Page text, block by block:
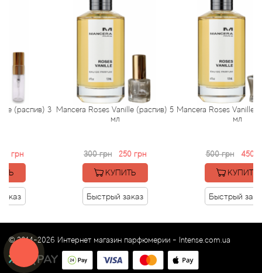
3 Mancera Roses Vanille (распив) 5
300 грн
250 грн
КУПИТЬ
Быстрый заказ
Mancera Roses Vanille
500 грн
450 грн
КУПИТЬ
Быстрый заказ
© 2014-2026 Интернет магазин парфюмерии - Intense.com.ua
Asabi
Asgharali
Atelier Des Ors
Atelier Flou
Atkinsons